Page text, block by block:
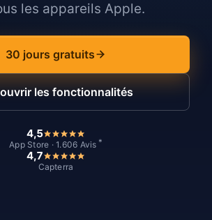
les appareils Apple.
30 jours gratuits
les fonctionnalités
4,5
App Store · 1.606 Avis *
4,7
Capterra